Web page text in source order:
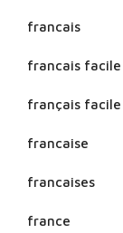
francais
francais facile
français facile
francaise
francaises
france